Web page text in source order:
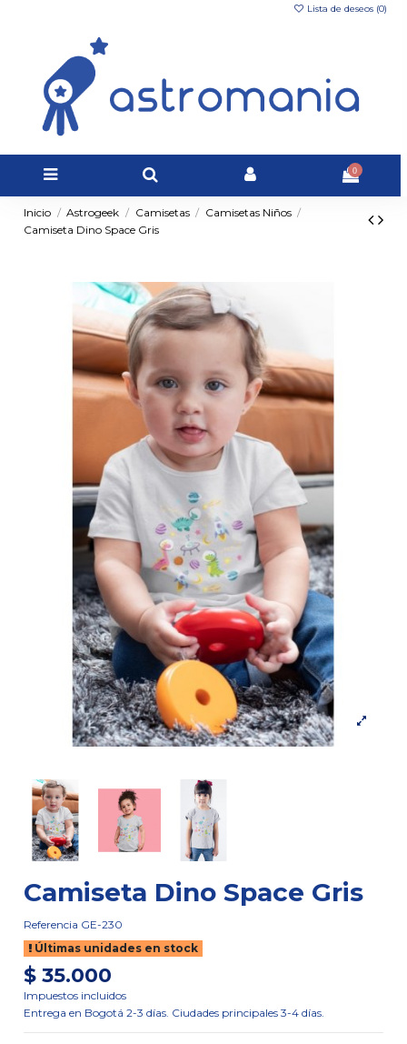
Lista de deseos (0)
0
Inicio Astrogeek Camisetas
Camisetas Niños
Camiseta Dino Space Gris
Camiseta Dino Space Gris
Referencia GE-230
Últimas unidades en stock
$ 35.000
Impuestos incluidos
Entrega en Bogotá 2-3 días. Ciudades principales 3-4 días.